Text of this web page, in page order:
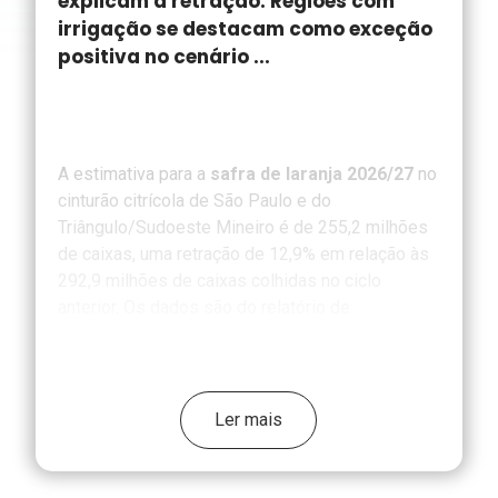
irrigação se destacam como exceção
positiva no cenário ...
A estimativa para a safra de laranja 2026/27 no
cinturão citrícola de São Paulo e do
Triângulo/Sudoeste Mineiro é de 255,2 milhões
de caixas, uma retração de 12,9% em relação às
com informações do Fundo de Defesa da
Citricultura (Fundecitrus).
produtiva, que chegou a 366 mil hectares, a
Ler mais